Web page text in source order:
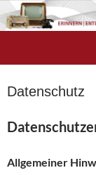
Zum
Inhalt
Datenschutz
Allgemeiner